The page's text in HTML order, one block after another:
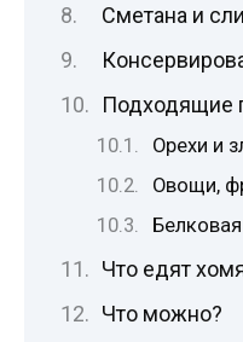
Сметана и
Подходящие
Орехи и
Овощи,
Что едят
Что можно?